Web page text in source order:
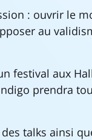
: ouvrir le
au
festival aux
prendra
talks ainsi